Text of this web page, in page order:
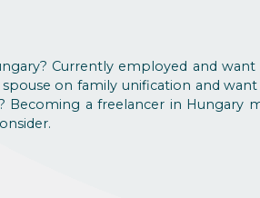
Currently employed and
on family unification and
a freelancer in Hungary